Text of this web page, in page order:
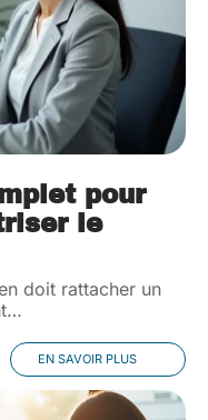
pour
le
doit rattacher un
…
EN SAVOIR PLUS